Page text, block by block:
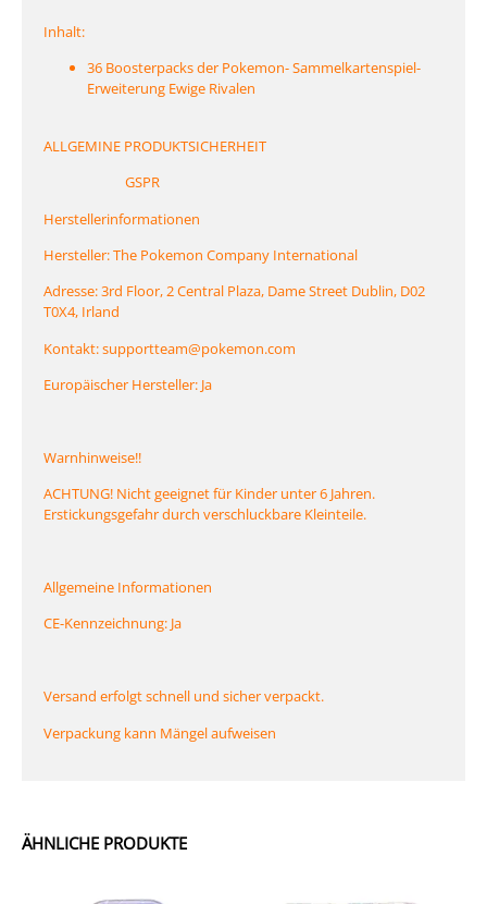
ÄHNLICHE PRODUKTE
Inhalt:
36 Boosterpacks der Pokemon- Sammelkartenspiel-
Erweiterung Ewige Rivalen
ALLGEMINE PRODUKTSICHERHEIT
GSPR
Herstellerinformationen
Hersteller: The Pokemon Company International
Adresse: 3rd Floor, 2 Central Plaza, Dame Street Dublin, D02
T0X4, Irland
Kontakt: supportteam@pokemon.com
Europäischer Hersteller: Ja
Warnhinweise!!
ACHTUNG! Nicht geeignet für Kinder unter 6 Jahren.
Erstickungsgefahr durch verschluckbare Kleinteile.
Allgemeine Informationen
CE-Kennzeichnung: Ja
Versand erfolgt schnell und sicher verpackt.
Verpackung kann Mängel aufweisen